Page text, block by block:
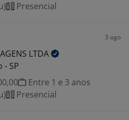
Presencial
3 ago
LTDA
- SP
Entre 1 e 3 anos
Presencial